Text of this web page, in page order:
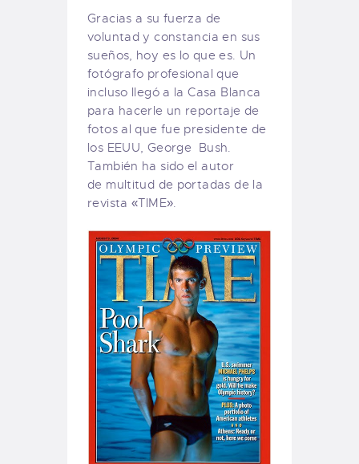
Gracias a su fuerza de
voluntad y constancia en sus
sueños, hoy es lo que es. Un
fotógrafo profesional que
incluso llegó a la Casa Blanca
para hacerle un reportaje de
fotos al que fue presidente de
los EEUU, George Bush.
También ha sido el autor
de multitud de portadas de la
revista «TIME».